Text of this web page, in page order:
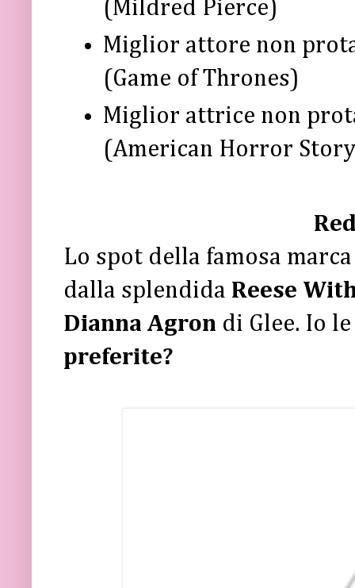
(Mildred Pierce)
Miglior attore non
(Game of Thrones)
Miglior attrice non
(American Horror
Lo spot della famosa
dalla splendida Reese
Dianna Agron di Glee. Io
preferite?